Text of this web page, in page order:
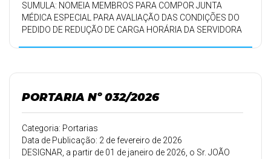
SUMULA: NOMEIA MEMBROS PARA COMPOR JUNTA
MÉDICA ESPECIAL PARA AVALIAÇÃO DAS CONDIÇÕES DO
PEDIDO DE REDUÇÃO DE CARGA HORÁRIA DA SERVIDORA
PORTARIA Nº 032/2026
Categoria: Portarias
Data de Publicação: 2 de fevereiro de 2026
DESIGNAR, a partir de 01 de janeiro de 2026, o Sr. JOÃO